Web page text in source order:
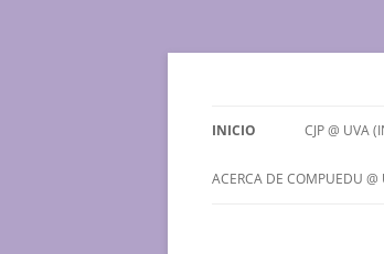
Saltar
INICIO CJP @ UVA
¿QUÉ ES EL
ACERCA DE COMPUEDU @